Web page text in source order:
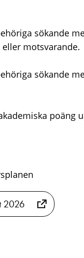
sökande
motsvarande.
sökande
poäng
2026